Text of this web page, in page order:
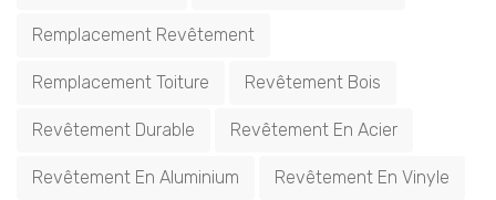
Remplacement Revêtement
Remplacement Toiture Revêtement Bois
Revêtement Durable Revêtement En Acier
Revêtement En Aluminium Revêtement En Vinyle